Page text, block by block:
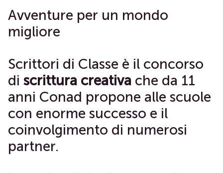
Avventure per un mondo
migliore
Scrittori di Classe è il concorso
di scrittura creativa che da 11
anni Conad propone alle scuole
con enorme successo e il
coinvolgimento di numerosi
partner.